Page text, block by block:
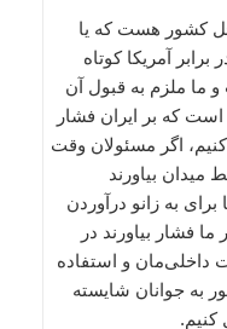
کشور هست که یا
آمریکا کوتاه
ما ملزم به قبول آن
بیش از 37 سال است که بر ایران فشار
کنیم، اگر مسئولان وقت
میدان بیاورند
به زانو درآوردن
فشار بیاورند در
داخلی‌مان و استفاده
به جوانان شایسته
کنیم.